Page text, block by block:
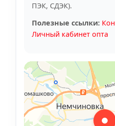
ПЭК, СДЭК).
Полезные ссылки:
Личный кабинет опта